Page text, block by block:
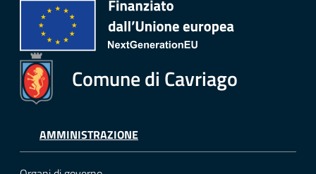
Comune di Cavriago
AMMINISTRAZIONE